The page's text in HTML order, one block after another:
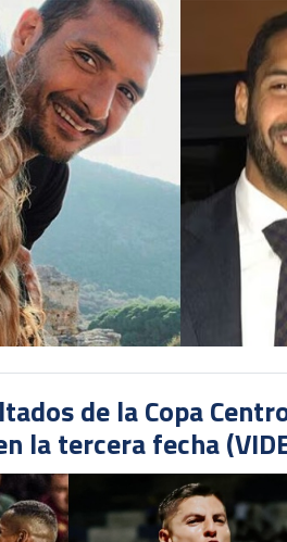
de la Copa
la tercera fecha